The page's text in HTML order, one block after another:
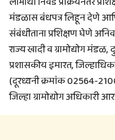
मंडळास बंधपत्र लिहून देणे
संबंधीताना प्रशिक्षण घेणे
राज्य खादी व ग्रामोद्योग
प्रशासकीय इमारत,
(दूरध्वनी क्रमांक 02564-
जिल्हा ग्रामोद्योग